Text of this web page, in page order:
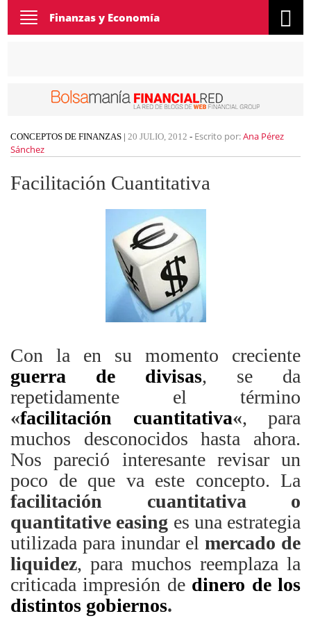
Toggle
navigation
Finanzas y Economía
CONCEPTOS DE FINANZAS | 20 JULIO, 2012 - Escrito por:Ana Pérez
Sánchez
Facilitación Cuantitativa
Con la en su momento creciente
guerra de divisas, se da
repetidamente el término
«facilitación cuantitativa«, para
muchos desconocidos hasta ahora.
Nos pareció interesante revisar un
poco de que va este concepto. La
facilitación cuantitativa o
quantitative easing es una estrategia
utilizada para inundar el mercado de
liquidez, para muchos reemplaza la
criticada impresión de dinero de los
distintos gobiernos.